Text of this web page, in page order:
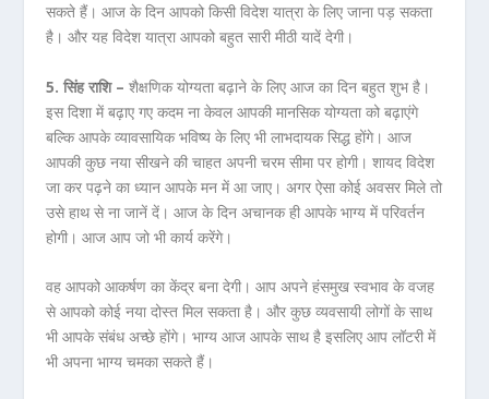
सकते हैं। आज के दिन आपको किसी विदेश यात्रा के लिए जाना पड़ सकता
है। और यह विदेश यात्रा आपको बहुत सारी मीठी यादें देगी।
5. सिंह राशि – शैक्षणिक योग्यता बढ़ाने के लिए आज का दिन बहुत शुभ है।
इस दिशा में बढ़ाए गए कदम ना केवल आपकी मानसिक योग्यता को बढ़ाएंगे
बल्कि आपके व्यावसायिक भविष्य के लिए भी लाभदायक सिद्ध होंगे। आज
आपकी कुछ नया सीखने की चाहत अपनी चरम सीमा पर होगी। शायद विदेश
जा कर पढ़ने का ध्यान आपके मन में आ जाए। अगर ऐसा कोई अवसर मिले तो
उसे हाथ से ना जानें दें। आज के दिन अचानक ही आपके भाग्य में परिवर्तन
होगी। आज आप जो भी कार्य करेंगे।
वह आपको आकर्षण का केंद्र बना देगी। आप अपने हंसमुख स्वभाव के वजह
से आपको कोई नया दोस्त मिल सकता है। और कुछ व्यवसायी लोगों के साथ
भी आपके संबंध अच्छे होंगे। भाग्य आज आपके साथ है इसलिए आप लॉटरी में
भी अपना भाग्य चमका सकते हैं।